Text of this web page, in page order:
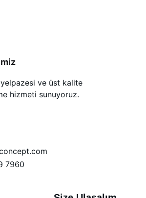
ve üst kalite
hizmeti sunuyoruz.
7960